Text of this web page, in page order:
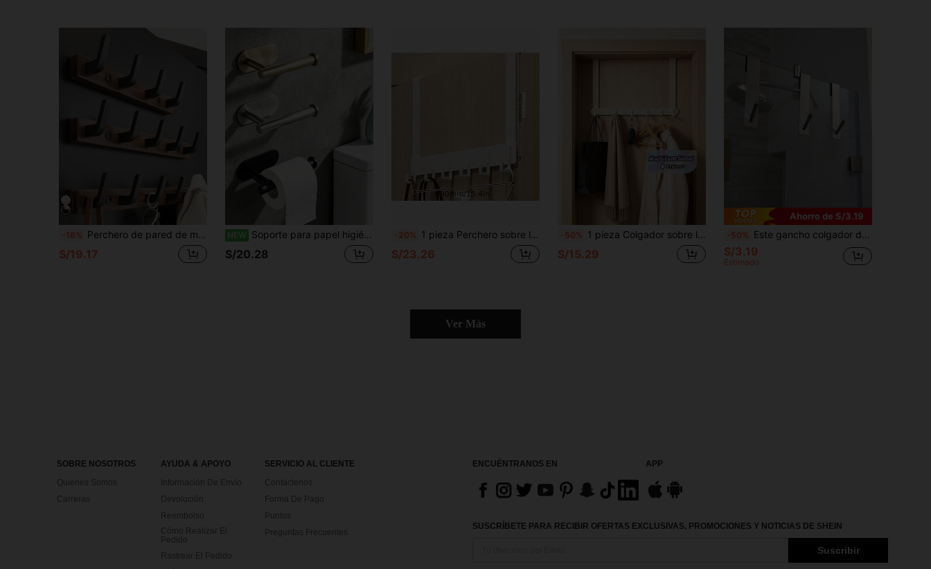
-18% Perchero de pared de madera de nogal con ganchos negros, ganchos colgantes para la entrada, ganchos de madera natural moderna para colgar ropa, sombreros, bolsos, llaves, toallas
S/19.17
NEW Soporte para papel higiénico sin taladro, estante de almacenamiento de papel higiénico autoadhesivo, soporte de papel toalla de acero inoxidable, soporte de papel toalla absorbente, estante de almacenamiento de papel toalla para baño, accesorios de baño, instalación sin taladro, montado en la pared, estante de almacenamiento de baño, herrajes de baño
S/20.28
-20% 1 pieza Perchero sobre la puerta con gancho, fácil de instalar, sin necesidad de perforar agujeros, perchero de metal sobre la puerta, para sombreros, llaves, almacenamiento ahorrador de espacio en el hogar, para entrada, baño, dormitorio, hogar, dormitorio, sus comentarios, colgar su bolso, perchas
S/23.26
-50% 1 pieza Colgador sobre la puerta, estante colgante montado en la pared, ganchos para colgar ropa, estante de almacenamiento, organizador de almacenamiento en la parte posterior de la puerta, adecuado para dormitorio y baño
S/15.29
Ahorro de S/3.19
-50% Este gancho colgador de puerta sin taladro es un gancho multifuncional sin costuras que se puede usar para colgar ropa, bolsos y toallas. Adecuado para uso doméstico, se pueden instalar 3 ganchos.
S/3.19
Estimado
Ver Más
SOBRE NOSOTROS
Quienes Somos
Carreras
AYUDA & APOYO
Información De Envío
Devolución
Reembolso
Cómo Realizar El
Pedido
Rastrear El Pedido
SERVICIO AL CLIENTE
Contáctenos
Forma De Pago
Puntos
Preguntas Frecuentes
ENCUÉNTRANOS EN APP
SUSCRÍBETE PARA RECIBIR OFERTAS EXCLUSIVAS, PROMOCIONES Y NOTICIAS DE SHEIN
Suscribir